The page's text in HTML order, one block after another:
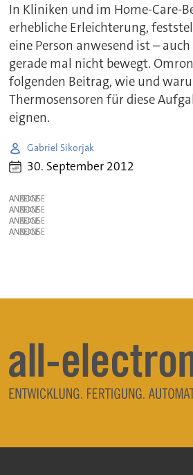
In Kliniken und im Home-Care-
erhebliche Erleichterung,
eine Person anwesend ist –
gerade mal nicht bewegt.
folgenden Beitrag, wie und
Thermosensoren für diese
eignen.
Gabriel Sikorjak
30. September 2012
ANZEIGE
ANZEIGE
ANZEIGE
ANZEIGE